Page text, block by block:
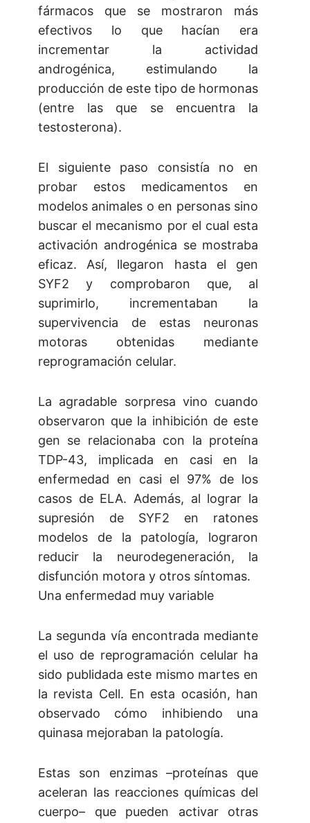
fármacos que se mostraron más
efectivos lo que hacían era
incrementar la actividad
androgénica, estimulando la
producción de este tipo de hormonas
(entre las que se encuentra la
testosterona).
El siguiente paso consistía no en
probar estos medicamentos en
modelos animales o en personas sino
buscar el mecanismo por el cual esta
activación androgénica se mostraba
eficaz. Así, llegaron hasta el gen
SYF2 y comprobaron que, al
suprimirlo, incrementaban la
supervivencia de estas neuronas
motoras obtenidas mediante
reprogramación celular.
La agradable sorpresa vino cuando
observaron que la inhibición de este
gen se relacionaba con la proteína
TDP-43, implicada en casi en la
enfermedad en casi el 97% de los
casos de ELA. Además, al lograr la
supresión de SYF2 en ratones
modelos de la patología, lograron
reducir la neurodegeneración, la
disfunción motora y otros síntomas.
Una enfermedad muy variable
La segunda vía encontrada mediante
el uso de reprogramación celular ha
sido publidada este mismo martes en
la revista Cell. En esta ocasión, han
observado cómo inhibiendo una
quinasa mejoraban la patología.
Estas son enzimas –proteínas que
aceleran las reacciones químicas del
cuerpo– que pueden activar otras